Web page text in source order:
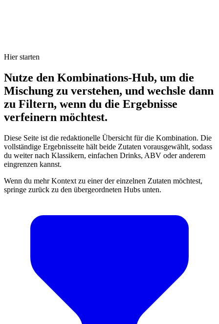
Hier starten
Nutze den Kombinations-Hub, um die
Mischung zu verstehen, und wechsle dann
zu Filtern, wenn du die Ergebnisse
verfeinern möchtest.
Diese Seite ist die redaktionelle Übersicht für die Kombination. Die
vollständige Ergebnisseite hält beide Zutaten vorausgewählt, sodass
du weiter nach Klassikern, einfachen Drinks, ABV oder anderem
eingrenzen kannst.
Wenn du mehr Kontext zu einer der einzelnen Zutaten möchtest,
springe zurück zu den übergeordneten Hubs unten.